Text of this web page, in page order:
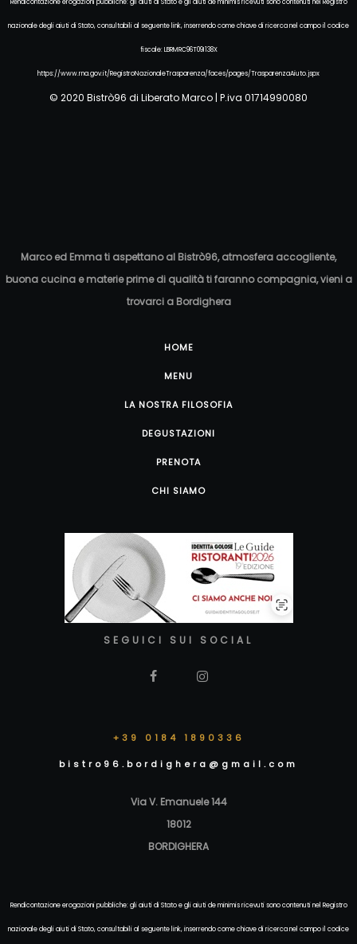
Rendicontazione erogazioni pubbliche: gli aiuti di Stato e gli aiuti de minimis ricevuti sono contenuti nel Registro
nazionale degli aiuti di Stato, consultabili al seguente link, inserrendo come chiave di ricerca nel campo il codice
fiscale: LBRMRC96T09I138X
https://www.rna.gov.it/RegistroNazionaleTrasparenza/faces/pages/TrasparenzaAiuto.jspx
© 2020 Bistrò96 di Liberato Marco | P.iva 01714990080
Marco ed Emma ti aspettano al Bistrò96, atmosfera accogliente,
buona cucina e materie prime di qualità ti faranno compagnia, vieni a
trovarci a Bordighera
HOME
MENU
LA NOSTRA FILOSOFIA
DEGUSTAZIONI
PRENOTA
CHI SIAMO
SEGUICI SUI SOCIAL
+39 0184 1890336
bistro96.bordighera@gmail.com
Via V. Emanuele 144
18012
BORDIGHERA
Rendicontazione erogazioni pubbliche: gli aiuti di Stato e gli aiuti de minimis ricevuti sono contenuti nel Registro
nazionale degli aiuti di Stato, consultabili al seguente link, inserrendo come chiave di ricerca nel campo il codice